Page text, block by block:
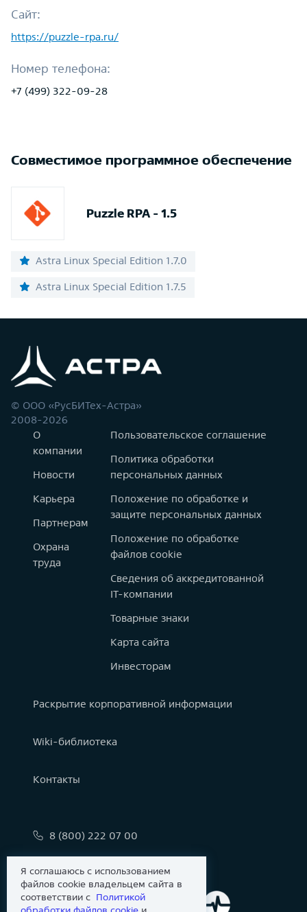
Сайт:
https://puzzle-rpa.ru/
Номер телефона:
+7 (499) 322-09-28
Совместимое программное обеспечение
Puzzle RPA - 1.5
Astra Linux Special Edition 1.7.0
Astra Linux Special Edition 1.7.5
© ООО «РусБИТех-Астра»
2008-2026
О
компании
Новости
Карьера
Партнерам
Охрана
труда
Пользовательское соглашение
Политика обработки
персональных данных
Положение по обработке и
защите персональных данных
Положение по обработке
файлов cookie
Сведения об аккредитованной
IT-компании
Товарные знаки
Карта сайта
Инвесторам
Раскрытие корпоративной информации
Wiki-библиотека
Контакты
8 (800) 222 07 00
Я соглашаюсь с использованием
файлов cookie владельцем сайта в
соответствии с Политикой